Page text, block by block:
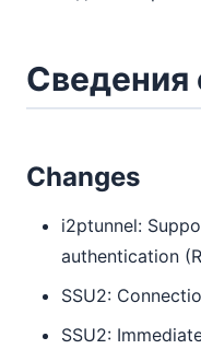
Сведения
Changes
i2ptunnel:
authentication
SSU2:
SSU2: